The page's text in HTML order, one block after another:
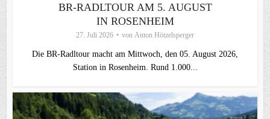
BR-RADLTOUR AM 5. AUGUST
IN ROSENHEIM
27. Juli 2026 von Anton Hötzelsperger
Die BR-Radltour macht am Mittwoch, den 05. August 2026,
Station in Rosenheim. Rund 1.000...